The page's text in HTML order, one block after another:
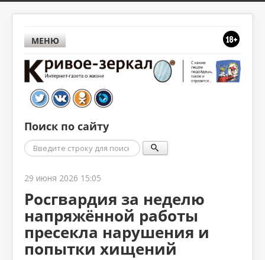
МЕНЮ
Поиск по сайту
Поиск
29 июня 2026 15:05
Росгвардия за неделю
напряжённой работы
пресекла нарушения и
попытки хищений